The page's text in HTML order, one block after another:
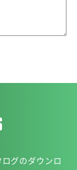
ル
グのダウンロ